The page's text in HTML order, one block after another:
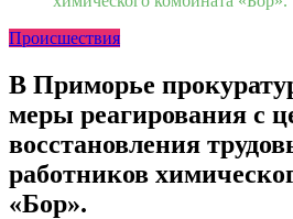
Происшествия
В Приморье
меры реагирования с
восстановления
работников
«Бор».